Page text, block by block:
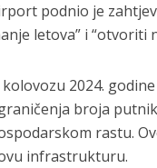
podnio je
letova” i “otvoriti
kolovozu 2024.
broja
rastu.
infrastrukturu.